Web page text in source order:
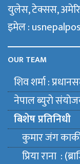
युलेस, टेक्सस,
इमेल :
OUR TEAM
शिव शर्मा :
नेपाल ब्युराे
बिशेष प्रतिनिधी
कुमार जंग
प्रिया राना :